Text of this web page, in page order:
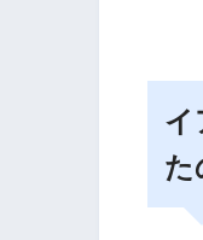
イ
た